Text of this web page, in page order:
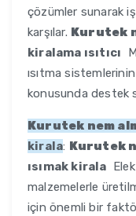
çözümler sunarak
karşılar. Kurutek
kiralama ısıtıcı
ısıtma
konusunda destek
Kurutek nem
kirala: Kurutek
ısımak kirala
malzemelerle
için önemli bir